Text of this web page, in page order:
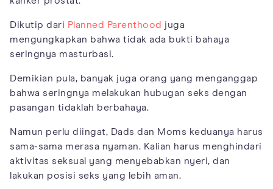
Dikutip dari Planned Parenthood juga
mengungkapkan bahwa tidak ada bukti bahaya
seringnya masturbasi.
Demikian pula, banyak juga orang yang menganggap
bahwa seringnya melakukan hubugan seks dengan
pasangan tidaklah berbahaya.
Namun perlu diingat, Dads dan Moms keduanya harus
sama-sama merasa nyaman. Kalian harus menghindari
aktivitas seksual yang menyebabkan nyeri, dan
lakukan posisi seks yang lebih aman.